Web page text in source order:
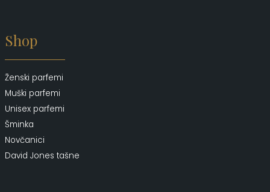
Shop
Ženski parfemi
Muški parfemi
Unisex parfemi
Šminka
Novčanici
David Jones tašne